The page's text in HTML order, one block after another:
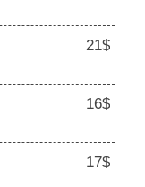
21$
16$
17$